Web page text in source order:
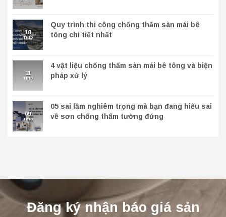
18
Th10
Quy trình thi công chống thấm sàn mái bê
tông chi tiết nhất
11
Th10
4 vật liệu chống thấm sàn mái bê tông và biện
pháp xử lý
09
Th10
05 sai lầm nghiêm trọng mà bạn đang hiểu sai
về sơn chống thấm tường đứng
Đăng ký nhận báo giá sản